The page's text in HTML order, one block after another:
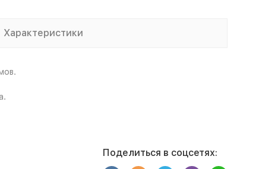
Характеристики
Поделиться в соцсетях: